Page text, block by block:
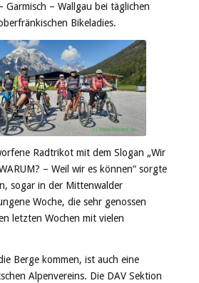
Garmisch – Wallgau bei täglichen
Bikeladies.
Radtrikot mit dem Slogan „Wir
– Weil wir es können“ sorgte
sogar in der Mittenwalder
Woche, die sehr genossen
letzten Wochen mit vielen
Berge kommen, ist auch eine
Alpenvereins. Die DAV Sektion